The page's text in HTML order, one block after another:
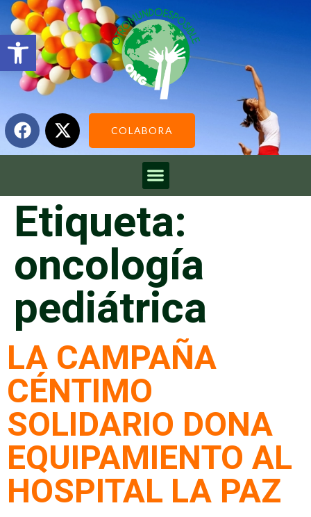
Abrir barra de herramientas
COLABORA
Etiqueta:
oncología
pediátrica
LA CAMPAÑA
CÉNTIMO
SOLIDARIO DONA
EQUIPAMIENTO AL
HOSPITAL LA PAZ